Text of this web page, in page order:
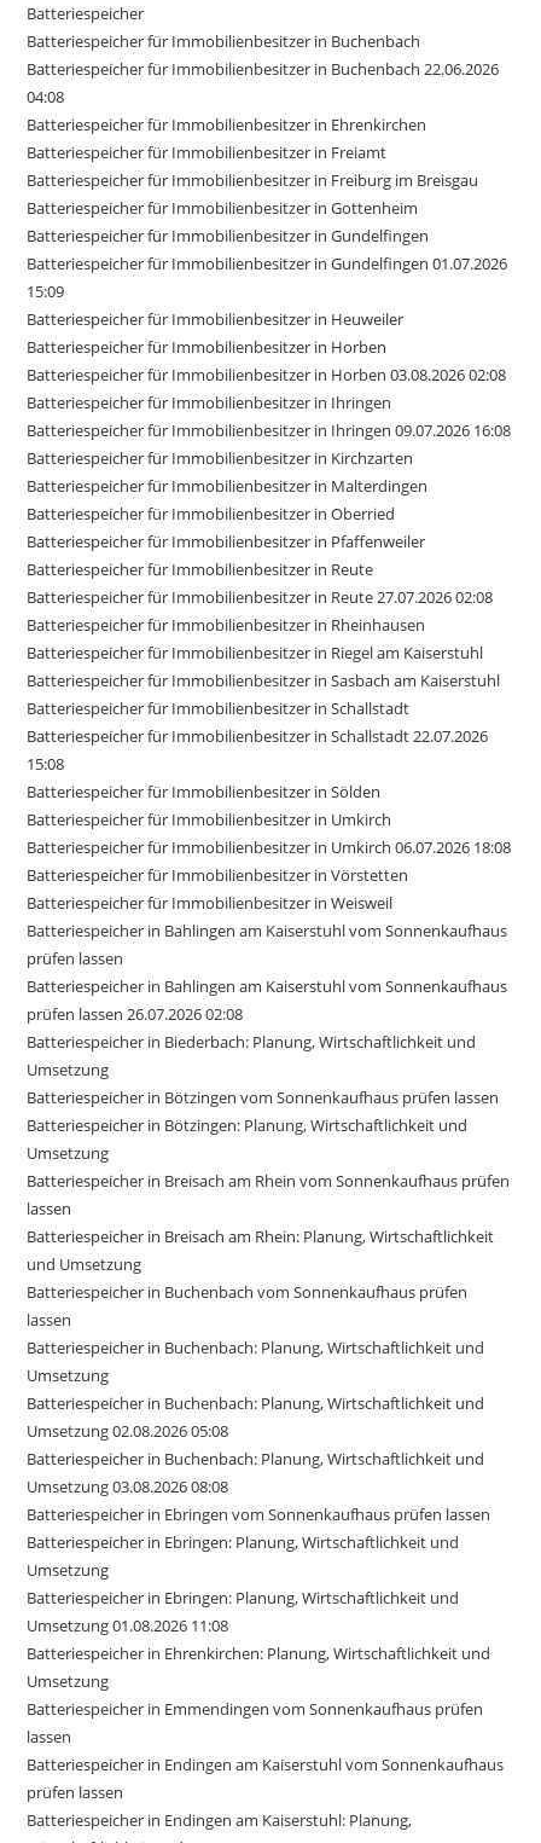
Batteriespeicher
Batteriespeicher für Immobilienbesitzer in Buchenbach
Batteriespeicher für Immobilienbesitzer in Buchenbach 22.06.2026
04:08
Batteriespeicher für Immobilienbesitzer in Ehrenkirchen
Batteriespeicher für Immobilienbesitzer in Freiamt
Batteriespeicher für Immobilienbesitzer in Freiburg im Breisgau
Batteriespeicher für Immobilienbesitzer in Gottenheim
Batteriespeicher für Immobilienbesitzer in Gundelfingen
Batteriespeicher für Immobilienbesitzer in Gundelfingen 01.07.2026
15:09
Batteriespeicher für Immobilienbesitzer in Heuweiler
Batteriespeicher für Immobilienbesitzer in Horben
Batteriespeicher für Immobilienbesitzer in Horben 03.08.2026 02:08
Batteriespeicher für Immobilienbesitzer in Ihringen
Batteriespeicher für Immobilienbesitzer in Ihringen 09.07.2026 16:08
Batteriespeicher für Immobilienbesitzer in Kirchzarten
Batteriespeicher für Immobilienbesitzer in Malterdingen
Batteriespeicher für Immobilienbesitzer in Oberried
Batteriespeicher für Immobilienbesitzer in Pfaffenweiler
Batteriespeicher für Immobilienbesitzer in Reute
Batteriespeicher für Immobilienbesitzer in Reute 27.07.2026 02:08
Batteriespeicher für Immobilienbesitzer in Rheinhausen
Batteriespeicher für Immobilienbesitzer in Riegel am Kaiserstuhl
Batteriespeicher für Immobilienbesitzer in Sasbach am Kaiserstuhl
Batteriespeicher für Immobilienbesitzer in Schallstadt
Batteriespeicher für Immobilienbesitzer in Schallstadt 22.07.2026
15:08
Batteriespeicher für Immobilienbesitzer in Sölden
Batteriespeicher für Immobilienbesitzer in Umkirch
Batteriespeicher für Immobilienbesitzer in Umkirch 06.07.2026 18:08
Batteriespeicher für Immobilienbesitzer in Vörstetten
Batteriespeicher für Immobilienbesitzer in Weisweil
Batteriespeicher in Bahlingen am Kaiserstuhl vom Sonnenkaufhaus
prüfen lassen
Batteriespeicher in Bahlingen am Kaiserstuhl vom Sonnenkaufhaus
prüfen lassen 26.07.2026 02:08
Batteriespeicher in Biederbach: Planung, Wirtschaftlichkeit und
Umsetzung
Batteriespeicher in Bötzingen vom Sonnenkaufhaus prüfen lassen
Batteriespeicher in Bötzingen: Planung, Wirtschaftlichkeit und
Umsetzung
Batteriespeicher in Breisach am Rhein vom Sonnenkaufhaus prüfen
lassen
Batteriespeicher in Breisach am Rhein: Planung, Wirtschaftlichkeit
und Umsetzung
Batteriespeicher in Buchenbach vom Sonnenkaufhaus prüfen
lassen
Batteriespeicher in Buchenbach: Planung, Wirtschaftlichkeit und
Umsetzung
Batteriespeicher in Buchenbach: Planung, Wirtschaftlichkeit und
Umsetzung 02.08.2026 05:08
Batteriespeicher in Buchenbach: Planung, Wirtschaftlichkeit und
Umsetzung 03.08.2026 08:08
Batteriespeicher in Ebringen vom Sonnenkaufhaus prüfen lassen
Batteriespeicher in Ebringen: Planung, Wirtschaftlichkeit und
Umsetzung
Batteriespeicher in Ebringen: Planung, Wirtschaftlichkeit und
Umsetzung 01.08.2026 11:08
Batteriespeicher in Ehrenkirchen: Planung, Wirtschaftlichkeit und
Umsetzung
Batteriespeicher in Emmendingen vom Sonnenkaufhaus prüfen
lassen
Batteriespeicher in Endingen am Kaiserstuhl vom Sonnenkaufhaus
prüfen lassen
Batteriespeicher in Endingen am Kaiserstuhl: Planung,